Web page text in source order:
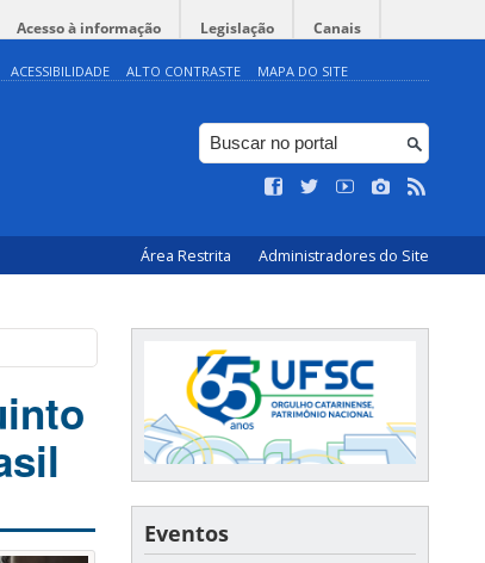
Acesso à informação Legislação Canais
ACESSIBILIDADE ALTO CONTRASTE MAPA DO SITE
Área Restrita Administradores do Site
Eventos